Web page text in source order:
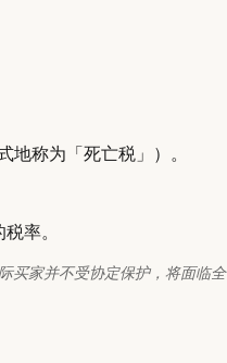
地称为「死亡税」）。
税率。
买家并不受协定保护，将面临全